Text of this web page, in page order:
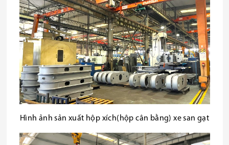
Hình ảnh sản xuất hộp xích(hộp cân bằng) xe san gạt